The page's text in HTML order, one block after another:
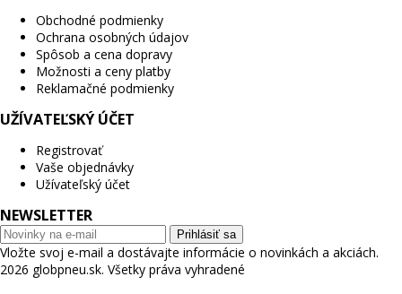
Obchodné podmienky
Ochrana osobných údajov
Spôsob a cena dopravy
Možnosti a ceny platby
Reklamačné podmienky
UŽÍVATEĽSKÝ ÚČET
Registrovať
Vaše objednávky
Užívateľský účet
NEWSLETTER
Prihlásiť sa
Vložte svoj e-mail a dostávajte informácie o novinkách a akciách.
2026 globpneu.sk. Všetky práva vyhradené